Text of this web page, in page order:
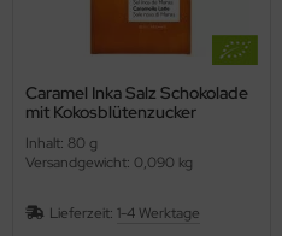
Caramel Inka Salz Schokolade
mit Kokosblütenzucker
Inhalt: 80 g
Versandgewicht: 0,090 kg
Lieferzeit: 1-4 Werktage